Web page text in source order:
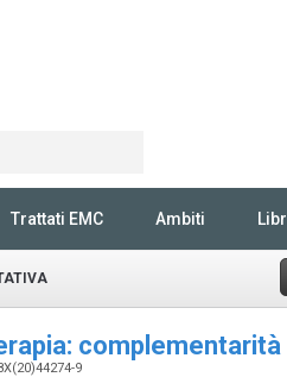
Trattati EMC Ambiti
9